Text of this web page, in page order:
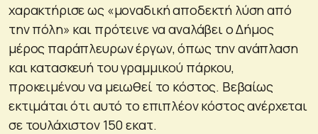
χαρακτήρισε ως «μοναδική αποδεκτή λύση από
την πόλη» και πρότεινε να αναλάβει ο Δήμος
μέρος παράπλευρων έργων, όπως την ανάπλαση
και κατασκευή του γραμμικού πάρκου,
προκειμένου να μειωθεί το κόστος. Βεβαίως
εκτιμάται ότι αυτό το επιπλέον κόστος ανέρχεται
σε τουλάχιστον 150 εκατ.